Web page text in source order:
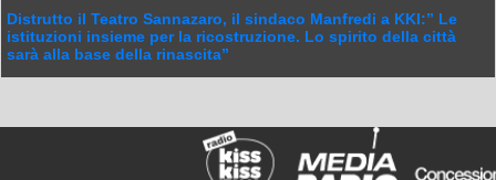
Distrutto il Teatro Sannazaro, il sindaco Manfredi a KKI:” Le
istituzioni insieme per la ricostruzione. Lo spirito della città
sarà alla base della rinascita”